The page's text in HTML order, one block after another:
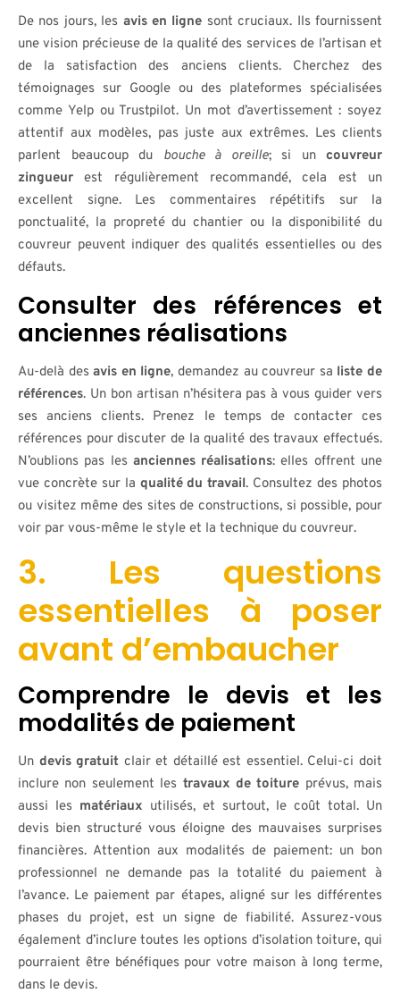
De nos jours, les avis en ligne sont cruciaux. Ils fournissent
une vision précieuse de la qualité des services de l’artisan et
de la satisfaction des anciens clients. Cherchez des
témoignages sur Google ou des plateformes spécialisées
comme Yelp ou Trustpilot. Un mot d’avertissement : soyez
attentif aux modèles, pas juste aux extrêmes. Les clients
parlent beaucoup du bouche à oreille; si un couvreur
zingueur est régulièrement recommandé, cela est un
excellent signe. Les commentaires répétitifs sur la
ponctualité, la propreté du chantier ou la disponibilité du
couvreur peuvent indiquer des qualités essentielles ou des
défauts.
Consulter des références et
anciennes réalisations
Au-delà desavis en ligne, demandez au couvreur sa liste de
références. Un bon artisan n’hésitera pas à vous guider vers
ses anciens clients. Prenez le temps de contacter ces
références pour discuter de la qualité des travaux effectués.
N’oublions pas les anciennes réalisations: elles offrent une
vue concrète sur la qualité du travail. Consultez des photos
ou visitez même des sites de constructions, si possible, pour
voir par vous-même le style et la technique du couvreur.
3. Les questions
essentielles à poser
avant d’embaucher
Comprendre le devis et les
modalités de paiement
Un devis gratuit clair et détaillé est essentiel. Celui-ci doit
inclure non seulement les travaux de toiture prévus, mais
aussi les matériaux utilisés, et surtout, le coût total. Un
devis bien structuré vous éloigne des mauvaises surprises
financières. Attention aux modalités de paiement: un bon
professionnel ne demande pas la totalité du paiement à
l’avance. Le paiement par étapes, aligné sur les différentes
phases du projet, est un signe de fiabilité. Assurez-vous
également d’inclure toutes les options d’isolation toiture, qui
pourraient être bénéfiques pour votre maison à long terme,
dans le devis.